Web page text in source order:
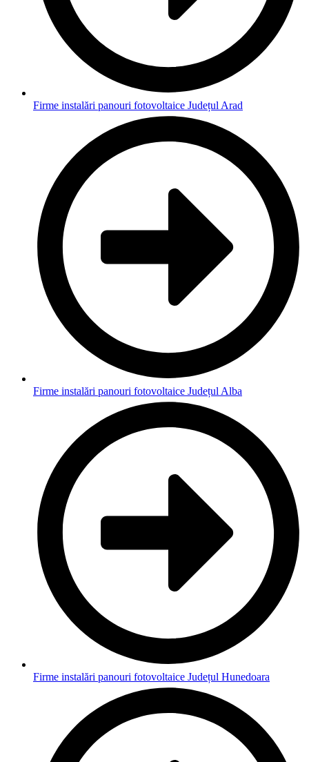
Firme instalări panouri fotovoltaice Județul Arad
Firme instalări panouri fotovoltaice Județul Alba
Firme instalări panouri fotovoltaice Județul Hunedoara